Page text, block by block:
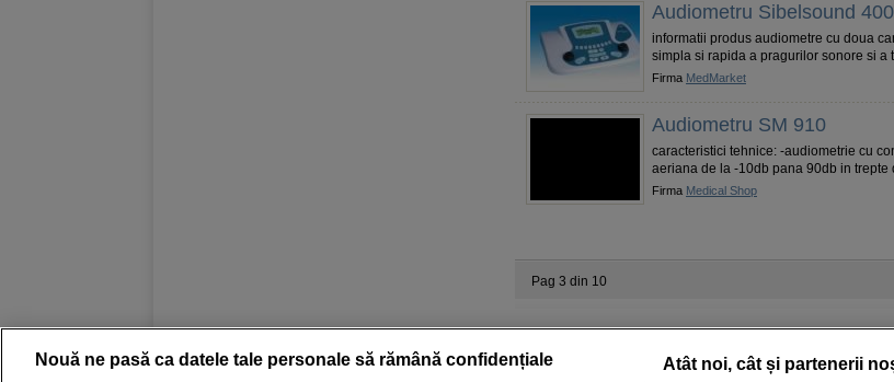
Audiometru Sibelsound
informatii produs audiometre cu doua
simpla si rapida a pragurilor sonore si a
Firma MedMarket
Audiometru SM 910
caracteristici tehnice: -audiometrie cu
aeriana de la -10db pana 90db in trepte
Firma Medical Shop
Pag 3 din 10
Nouă ne pasă ca datele tale personale să rămână confidențiale Atât noi, cât și partenerii